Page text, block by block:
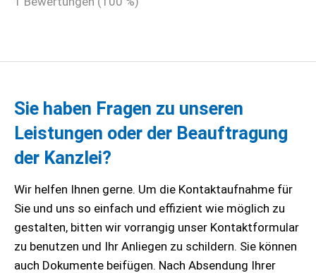
Sie haben Fragen zu unseren
Leistungen oder der Beauftragung
der Kanzlei?
Wir helfen Ihnen gerne. Um die Kontaktaufnahme für
Sie und uns so einfach und effizient wie möglich zu
gestalten, bitten wir vorrangig unser Kontaktformular
zu benutzen und Ihr Anliegen zu schildern. Sie können
auch Dokumente beifügen. Nach Absendung Ihrer